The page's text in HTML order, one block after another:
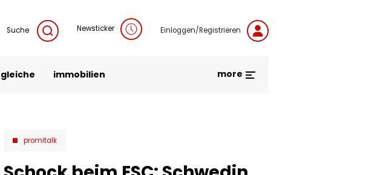
Suche Newsticker Einloggen/Registrieren
immobilien more
promitalk